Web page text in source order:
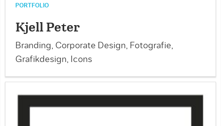
PORTFOLIO
Kjell Peter
Branding, Corporate Design, Fotografie,
Grafikdesign, Icons